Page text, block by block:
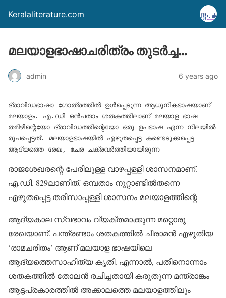
Keralaliterature.com
മലയാളഭാഷാചരിത്രം തുടര്‍ച്ച…
admin 6 years ago
ദ്രാവിഡഭാഷാ ഗോത്രത്തില്‍ ഉള്‍പ്പെടുന്ന ആധുനികഭാഷയാണ്
മലയാളം. എ.ഡി ഒന്‍പതാം ശതകത്തിലാണ് മലയാള ഭാഷ
തമിഴിന്റെയോ ദ്രാവിഡത്തിന്റെയോ ഒരു ഉപഭാഷ എന്ന നിലയില്‍
രൂപപ്പെട്ടത്. മലയാളഭാഷയില്‍ എഴുതപ്പെട്ട കണ്ടെടുക്കപ്പെട്ട
ആദ്യത്തെ രേഖ, ചേര ചക്രവര്‍ത്തിയായിരുന്ന
രാജശേഖരന്റെ പേരിലുള്ള വാഴപ്പള്ളി ശാസനമാണ്.
എ.ഡി. 829ലാണിത്. ഒമ്പതാം നൂറ്റാണ്ടില്‍തന്നെ
എഴുതപ്പെട്ട തരിസാപ്പള്ളി ശാസനം മലയാളത്തിന്റെ
ആദ്യകാല സ്വഭാവം വ്യക്തമാക്കുന്ന മറ്റൊരു
രേഖയാണ്. പന്ത്രണ്ടാം ശതകത്തില്‍ ചീരാമന്‍ എഴുതിയ
‘രാമചരിതം’ ആണ് മലയാള ഭാഷയിലെ
ആദ്യത്തെസാഹിത്യ കൃതി. എന്നാല്‍, പതിനൊന്നാം
ശതകത്തില്‍ തോലന്‍ രചിച്ചതായി കരുതുന്ന മന്ത്രാങ്കം
ആട്ടപ്രകാരത്തില്‍ അക്കാലത്തെ മലയാളത്തിലും